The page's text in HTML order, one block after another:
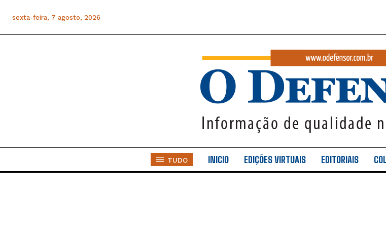
sexta-feira, 7 agosto, 2026
TUDO INICIO EDIÇÕES VIRTUAIS EDITORIAIS